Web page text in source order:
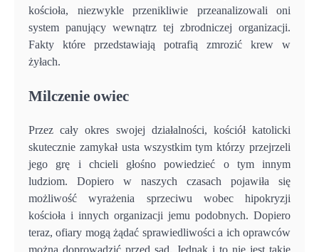
kościoła, niezwykle przenikliwie przeanalizowali oni
system panujący wewnątrz tej zbrodniczej organizacji.
Fakty które przedstawiają potrafią zmrozić krew w
żyłach.
Milczenie owiec
Przez cały okres swojej działalności, kościół katolicki
skutecznie zamykał usta wszystkim tym którzy przejrzeli
jego grę i chcieli głośno powiedzieć o tym innym
ludziom. Dopiero w naszych czasach pojawiła się
możliwość wyrażenia sprzeciwu wobec hipokryzji
kościoła i innych organizacji jemu podobnych. Dopiero
teraz, ofiary mogą żądać sprawiedliwości a ich oprawców